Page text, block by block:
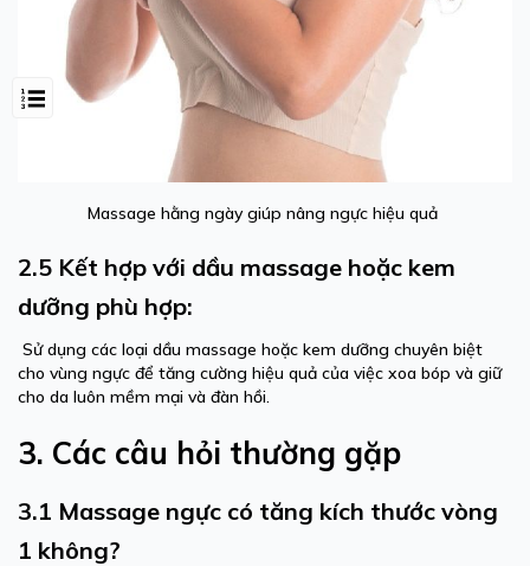
Massage hằng ngày giúp nâng ngực hiệu quả
2.5 Kết hợp với dầu massage hoặc kem
dưỡng phù hợp:
Sử dụng các loại dầu massage hoặc kem dưỡng chuyên biệt
cho vùng ngực để tăng cường hiệu quả của việc xoa bóp và giữ
cho da luôn mềm mại và đàn hồi.
3. Các câu hỏi thường gặp
3.1 Massage ngực có tăng kích thước vòng
1 không?